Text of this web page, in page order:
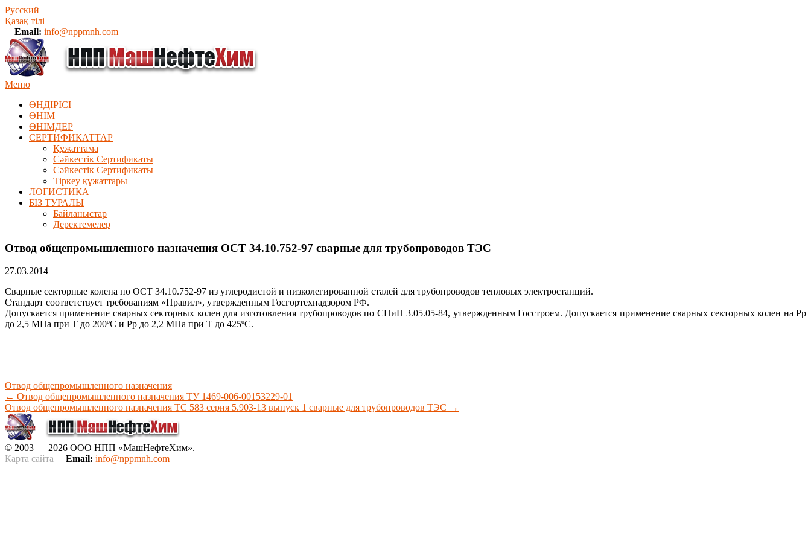
Русский
Қазақ тілі
Email: info@nppmnh.com
Меню
ӨНДІРІСІ
ӨНІМ
ӨHIМДЕР
СЕРТИФИКАТТАР
Құжаттама
Сәйкестік Сертификаты
Сәйкестік Сертификаты
Тіркеу құжаттары
ЛОГИСТИКА
БІЗ ТУРАЛЫ
Байланыстар
Деректемелер
Отвод общепромышленного назначения ОСТ 34.10.752-97 сварные для трубопроводов ТЭС
27.03.2014
Сварные секторные колена по ОСТ 34.10.752-97 из углеродистой и низколегированной сталей для трубопроводов тепловых электростанций.
Стандарт соответствует требованиям «Правил», утвержденным Госгортехнадзором РФ.
Допускается применение сварных секторных колен для изготовления трубопроводов по СНиП 3.05.05-84, утвержденным Госстроем. Допускается применение сварных секторных колен на Рр
до 2,5 МПа при Т до 200ºС и Рр до 2,2 МПа при Т до 425ºС.
Отвод общепромышленного назначения
← Отвод общепромышленного назначения ТУ 1469-006-00153229-01
Отвод общепромышленного назначения ТС 583 серия 5.903-13 выпуск 1 сварные для трубопроводов ТЭС →
© 2003 — 2026 ООО НПП «МашНефтеХим».
Карта сайта
Email: info@nppmnh.com